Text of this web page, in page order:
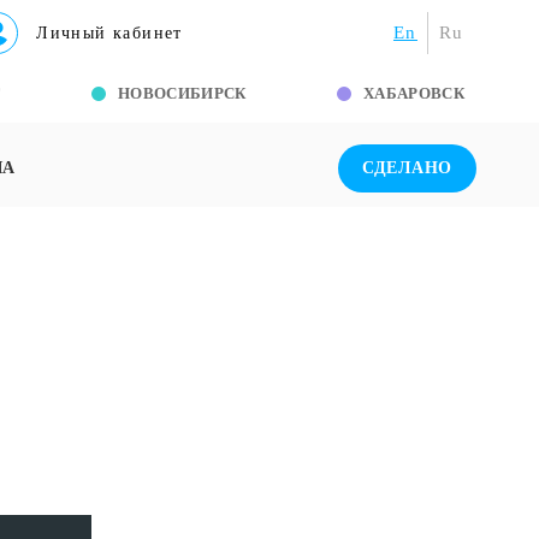
Личный кабинет En Ru
НОВОСИБИРСК ХАБАРОВСК
СДЕЛАНО